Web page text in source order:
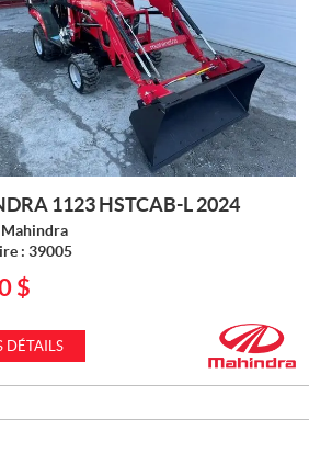
1123 HSTCAB-L 2024
Mahindra
: 39005
$
DÉTAILS